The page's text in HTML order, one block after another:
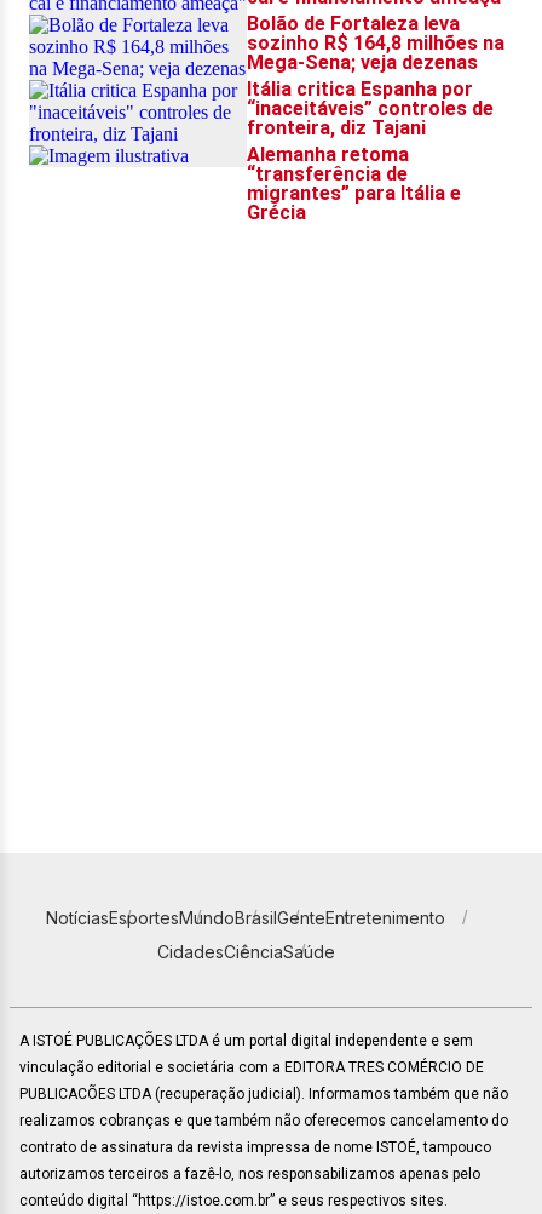
NotíciasEsportesMundoBrasilGenteEntretenimento
CidadesCiênciaSaúde
A ISTOÉ PUBLICAÇÕES LTDA é um portal digital independente e sem
vinculação editorial e societária com a EDITORA TRES COMÉRCIO DE
PUBLICACÕES LTDA (recuperação judicial). Informamos também que não
realizamos cobranças e que também não oferecemos cancelamento do
contrato de assinatura da revista impressa de nome ISTOÉ, tampouco
autorizamos terceiros a fazê-lo, nos responsabilizamos apenas pelo
conteúdo digital “https://istoe.com.br” e seus respectivos sites.